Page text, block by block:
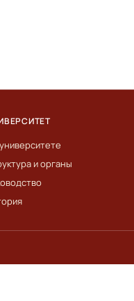
и органы